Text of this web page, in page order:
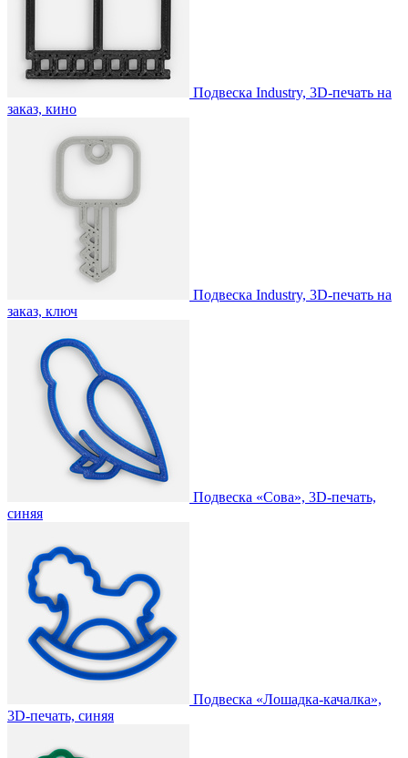
Подвеска Industry, 3D-печать на
заказ, кино
Подвеска Industry, 3D-печать на
заказ, ключ
Подвеска «Сова», 3D-печать,
синяя
Подвеска «Лошадка-качалка»,
3D-печать, синяя